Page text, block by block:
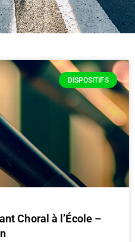
DISPOSITIFS
Choral à l’École –